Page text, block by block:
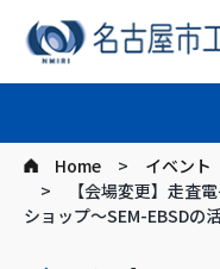
Home
イベント
【会場変更】走査
ショップ～SEM-EBSDの